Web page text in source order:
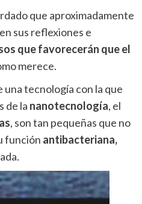
que aproximadamente
sus reflexiones e
que favorecerán que el
merece.
tecnología con la que
de la nanotecnología, el
, son tan pequeñas que no
función antibacteriana,